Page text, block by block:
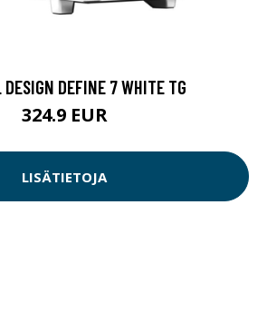
DESIGN DEFINE 7 WHITE TG
324.9 EUR
LISÄTIETOJA